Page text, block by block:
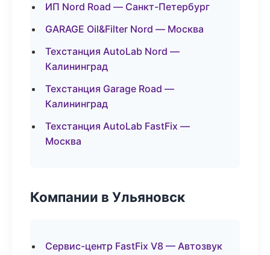
ИП Nord Road — Санкт-Петербург
GARAGE Oil&Filter Nord — Москва
Техстанция AutoLab Nord —
Калининград
Техстанция Garage Road —
Калининград
Техстанция AutoLab FastFix —
Москва
Компании в Ульяновск
Сервис-центр FastFix V8 — Автозвук